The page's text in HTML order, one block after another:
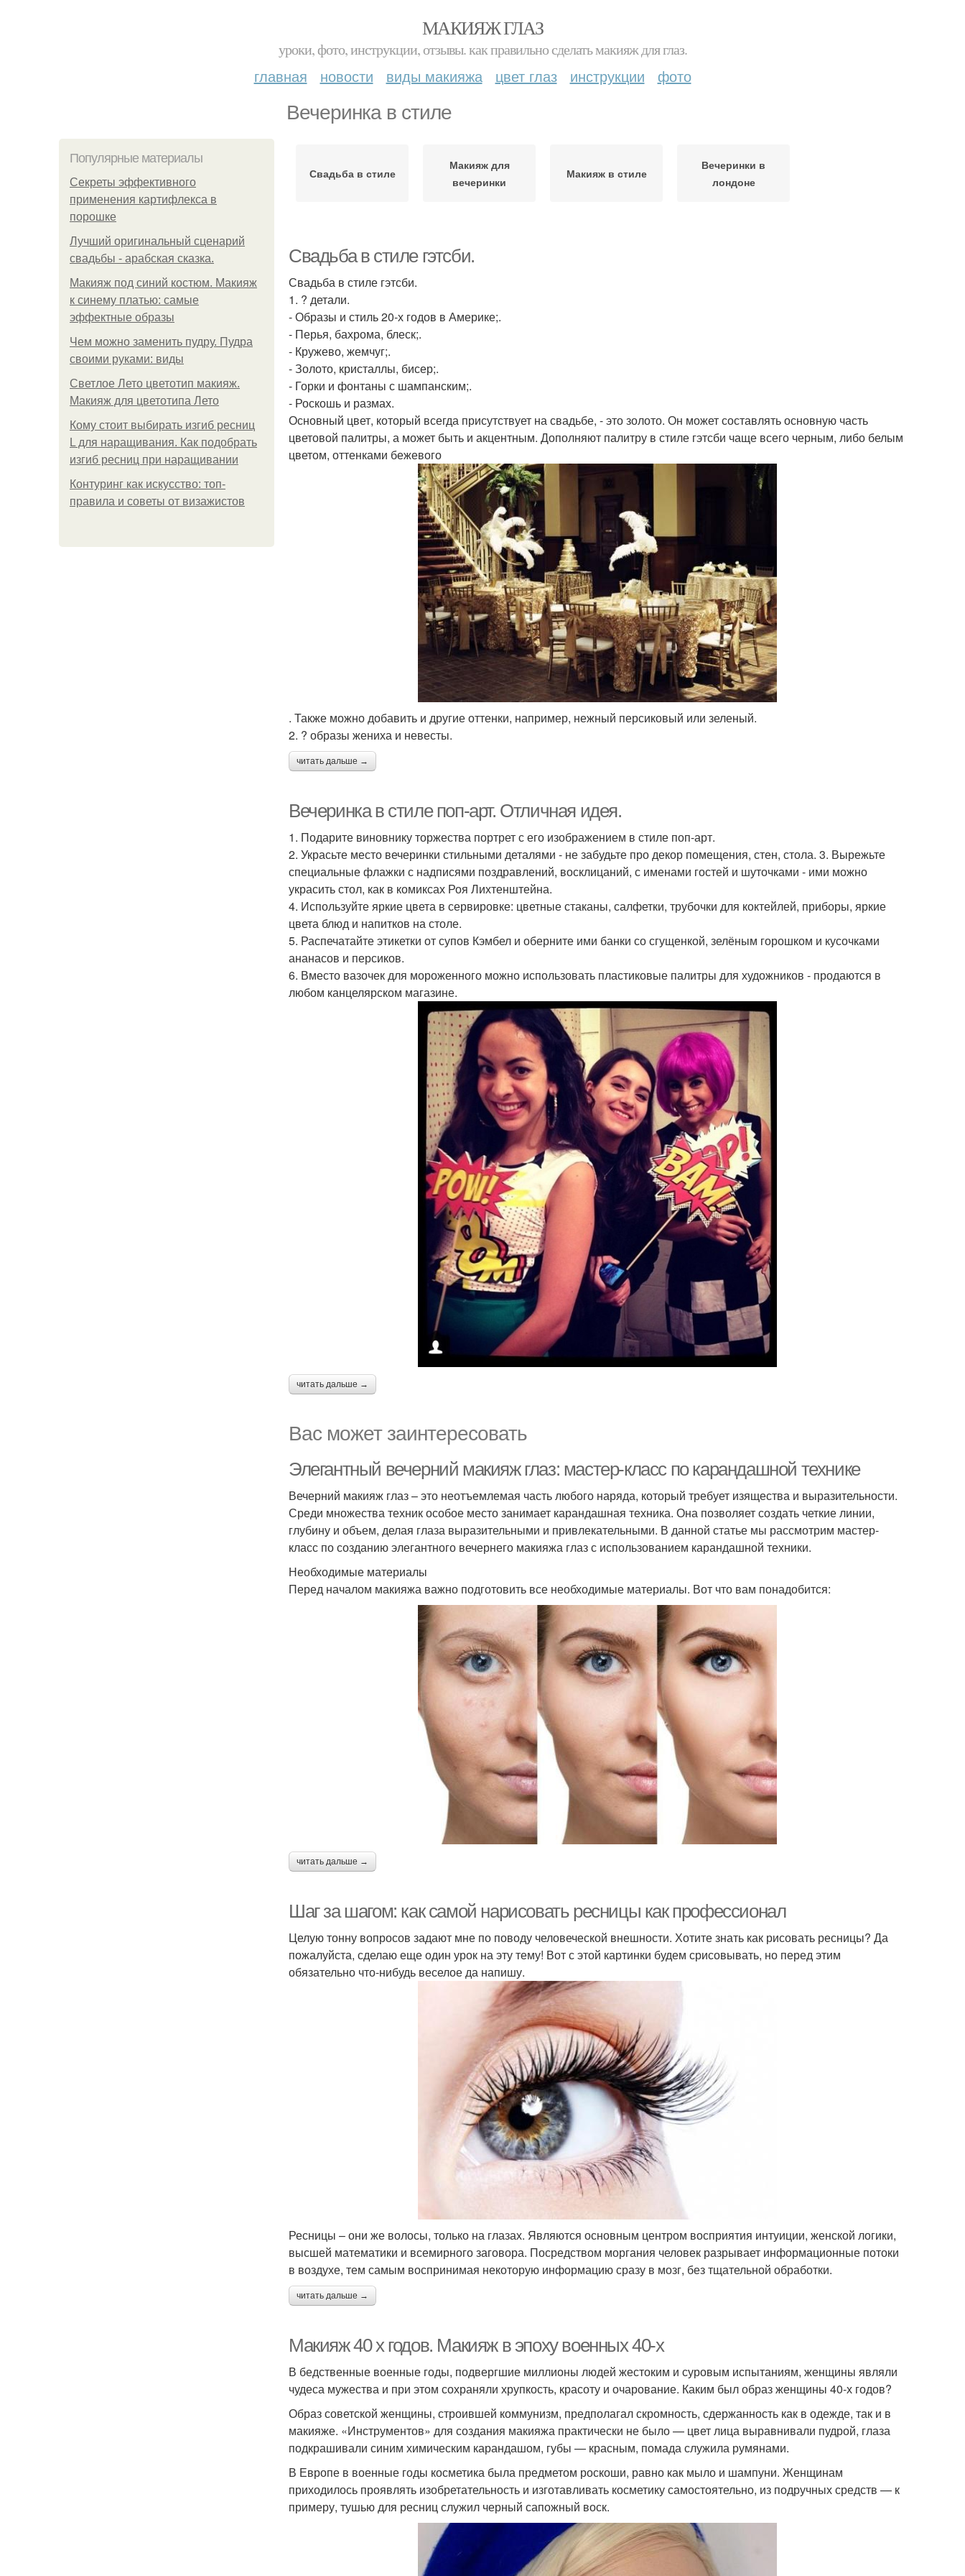
МАКИЯЖ ГЛАЗ
уроки, фото, инструкции, отзывы. как правильно сделать макияж для глаз.
главная новости виды макияжа цвет глаз инструкции фото
Вечеринка в стиле
Популярные материалы
Секреты эффективного
применения картифлекса в
порошке
Лучший оригинальный сценарий
свадьбы - арабская сказка.
Макияж под синий костюм. Макияж
к синему платью: самые
эффектные образы
Чем можно заменить пудру. Пудра
своими руками: виды
Светлое Лето цветотип макияж.
Макияж для цветотипа Лето
Кому стоит выбирать изгиб ресниц
L для наращивания. Как подобрать
изгиб ресниц при наращивании
Контуринг как искусство: топ-
правила и советы от визажистов
Свадьба в стиле
Макияж для
вечеринки
Макияж в стиле
Вечеринки в
лондоне
Свадьба в стиле гэтсби.
Свадьба в стиле гэтсби.
1. ? детали.
- Образы и стиль 20-х годов в Америке;.
- Перья, бахрома, блеск;.
- Кружево, жемчуг;.
- Золото, кристаллы, бисер;.
- Горки и фонтаны с шампанским;.
- Роскошь и размах.
Основный цвет, который всегда присутствует на свадьбе, - это золото. Он может составлять основную часть
цветовой палитры, а может быть и акцентным. Дополняют палитру в стиле гэтсби чаще всего черным, либо белым
цветом, оттенками бежевого
. Также можно добавить и другие оттенки, например, нежный персиковый или зеленый.
2. ? образы жениха и невесты.
читать дальше →
Вечеринка в стиле поп-арт. Отличная идея.
1. Подарите виновнику торжества портрет с его изображением в стиле поп-арт.
2. Украсьте место вечеринки стильными деталями - не забудьте про декор помещения, стен, стола. 3. Вырежьте
специальные флажки с надписями поздравлений, восклицаний, с именами гостей и шуточками - ими можно
украсить стол, как в комиксах Роя Лихтенштейна.
4. Используйте яркие цвета в сервировке: цветные стаканы, салфетки, трубочки для коктейлей, приборы, яркие
цвета блюд и напитков на столе.
5. Распечатайте этикетки от супов Кэмбел и оберните ими банки со сгущенкой, зелёным горошком и кусочками
ананасов и персиков.
6. Вместо вазочек для мороженного можно использовать пластиковые палитры для художников - продаются в
любом канцелярском магазине.
читать дальше →
Вас может заинтересовать
Элегантный вечерний макияж глаз: мастер-класс по карандашной технике
Вечерний макияж глаз – это неотъемлемая часть любого наряда, который требует изящества и выразительности.
Среди множества техник особое место занимает карандашная техника. Она позволяет создать четкие линии,
глубину и объем, делая глаза выразительными и привлекательными. В данной статье мы рассмотрим мастер-
класс по созданию элегантного вечернего макияжа глаз с использованием карандашной техники.
Необходимые материалы
Перед началом макияжа важно подготовить все необходимые материалы. Вот что вам понадобится:
читать дальше →
Шаг за шагом: как самой нарисовать ресницы как профессионал
Целую тонну вопросов задают мне по поводу человеческой внешности. Хотите знать как рисовать ресницы? Да
пожалуйста, сделаю еще один урок на эту тему! Вот с этой картинки будем срисовывать, но перед этим
обязательно что-нибудь веселое да напишу.
Ресницы – они же волосы, только на глазах. Являются основным центром восприятия интуиции, женской логики,
высшей математики и всемирного заговора. Посредством моргания человек разрывает информационные потоки
в воздухе, тем самым воспринимая некоторую информацию сразу в мозг, без тщательной обработки.
читать дальше →
Макияж 40 х годов. Макияж в эпоху военных 40-х
В бедственные военные годы, подвергшие миллионы людей жестоким и суровым испытаниям, женщины являли
чудеса мужества и при этом сохраняли хрупкость, красоту и очарование. Каким был образ женщины 40-х годов?
Образ советской женщины, строившей коммунизм, предполагал скромность, сдержанность как в одежде, так и в
макияже. «Инструментов» для создания макияжа практически не было — цвет лица выравнивали пудрой, глаза
подкрашивали синим химическим карандашом, губы — красным, помада служила румянами.
В Европе в военные годы косметика была предметом роскоши, равно как мыло и шампуни. Женщинам
приходилось проявлять изобретательность и изготавливать косметику самостоятельно, из подручных средств — к
примеру, тушью для ресниц служил черный сапожный воск.